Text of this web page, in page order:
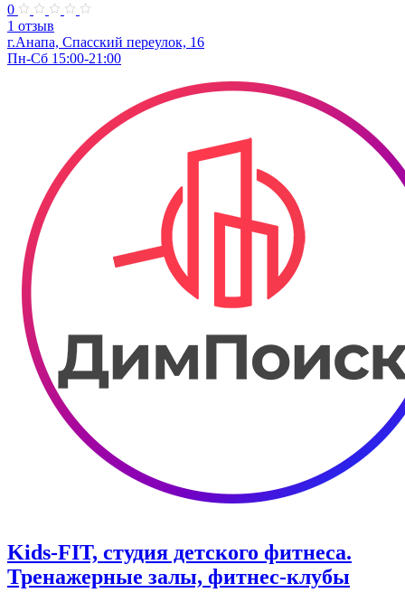
0
1 отзыв
г.Анапа, Спасский переулок, 16
Пн-Сб 15:00-21:00
Kids-FIT, студия детского фитнеса.
Тренажерные залы, фитнес-клубы